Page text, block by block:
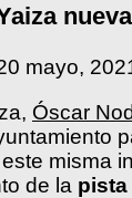
mayo,
Óscar
misma
de la pista